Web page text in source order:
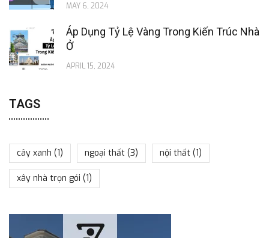
MAY 6, 2024
Áp Dụng Tỷ Lệ Vàng Trong Kiến Trúc Nhà
Ở
APRIL 15, 2024
TAGS
cây xanh (1) ngoại thất (3) nội thất (1)
xây nhà trọn gói (1)